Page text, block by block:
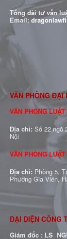
Tổng đài tư vấn
Email:
VĂN PHÒNG ĐẠI
VĂN PHÒNG
Địa chỉ: Số 22 ngõ
Nội
VĂN PHÒNG
Địa chỉ: Phòng 5,
Phường Gia Viên,
ĐẠI DIỆN CÔNG
Giám đốc : LS